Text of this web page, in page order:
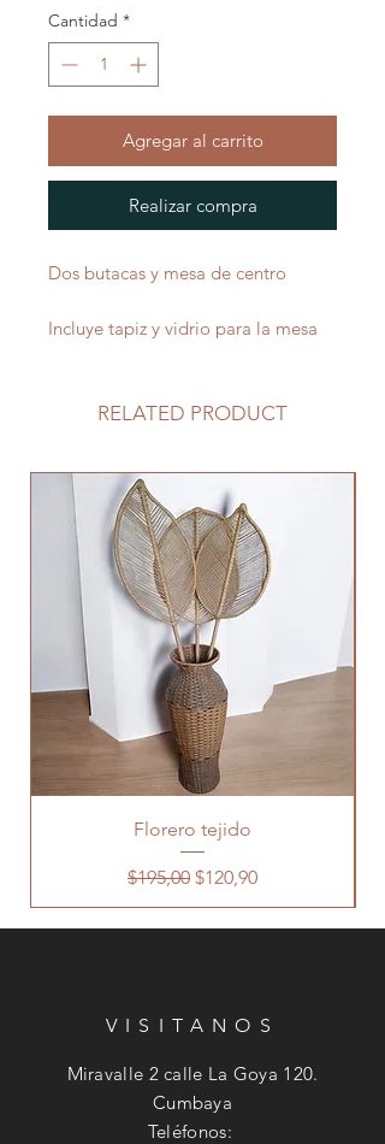
Cantidad *
Agregar al carrito
Realizar compra
Dos butacas y mesa de centro
Incluye tapiz y vidrio para la mesa
RELATED PRODUCT
Florero tejido
Precio
$195,00 Precio de oferta
$120,90
VISITANOS
Miravalle 2 calle La Goya 120.
Cumbaya
Teléfonos: